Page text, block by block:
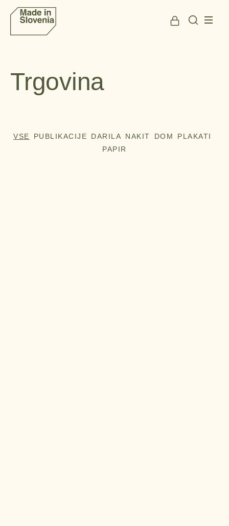
Trgovina
VSE PUBLIKACIJE DARILA NAKIT DOM
PLAKATI
PAPIR